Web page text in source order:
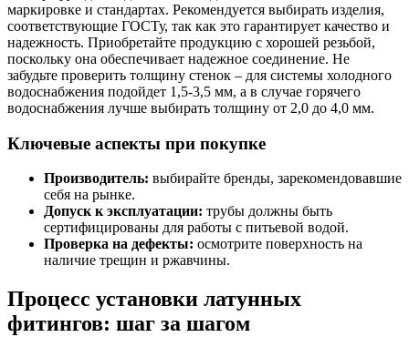
маркировке и стандартах. Рекомендуется выбирать изделия,
соответствующие ГОСТу, так как это гарантирует качество и
надежность. Приобретайте продукцию с хорошей резьбой,
поскольку она обеспечивает надежное соединение. Не
забудьте проверить толщину стенок – для системы холодного
водоснабжения подойдет 1,5-3,5 мм, а в случае горячего
водоснабжения лучше выбирать толщину от 2,0 до 4,0 мм.
Ключевые аспекты при покупке
Производитель: выбирайте бренды, зарекомендовавшие
себя на рынке.
Допуск к эксплуатации: трубы должны быть
сертифицированы для работы с питьевой водой.
Проверка на дефекты: осмотрите поверхность на
наличие трещин и ржавчины.
Процесс установки латунных
фитингов: шаг за шагом